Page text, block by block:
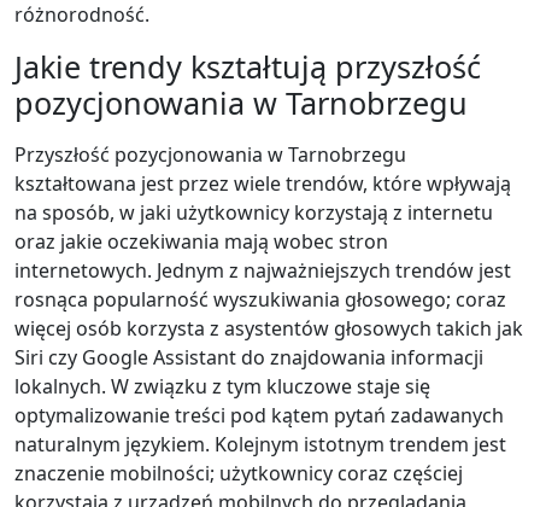
różnorodność.
Jakie trendy kształtują przyszłość
pozycjonowania w Tarnobrzegu
Przyszłość pozycjonowania w Tarnobrzegu
kształtowana jest przez wiele trendów, które wpływają
na sposób, w jaki użytkownicy korzystają z internetu
oraz jakie oczekiwania mają wobec stron
internetowych. Jednym z najważniejszych trendów jest
rosnąca popularność wyszukiwania głosowego; coraz
więcej osób korzysta z asystentów głosowych takich jak
Siri czy Google Assistant do znajdowania informacji
lokalnych. W związku z tym kluczowe staje się
optymalizowanie treści pod kątem pytań zadawanych
naturalnym językiem. Kolejnym istotnym trendem jest
znaczenie mobilności; użytkownicy coraz częściej